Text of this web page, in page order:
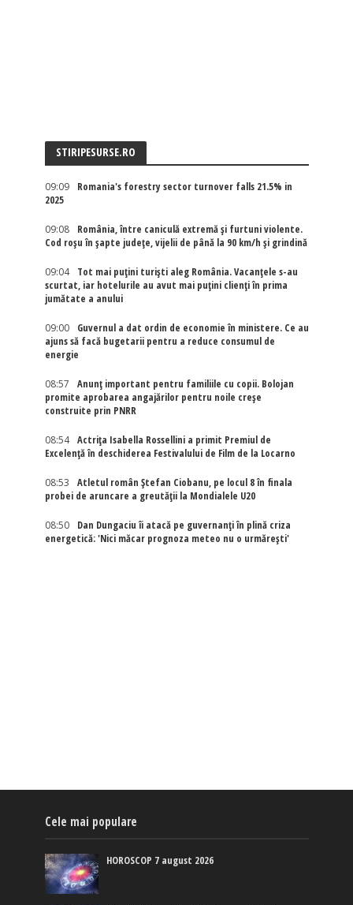
STIRIPESURSE.RO
09:09
Romania's forestry sector turnover falls 21.5% in
2025
09:08
România, între caniculă extremă și furtuni violente.
Cod roșu în șapte județe, vijelii de până la 90 km/h și grindină
09:04
Tot mai puțini turiști aleg România. Vacanțele s-au
scurtat, iar hotelurile au avut mai puțini clienți în prima
jumătate a anului
09:00
Guvernul a dat ordin de economie în ministere. Ce au
ajuns să facă bugetarii pentru a reduce consumul de
energie
08:57
Anunț important pentru familiile cu copii. Bolojan
promite aprobarea angajărilor pentru noile creșe
construite prin PNRR
08:54
Actriţa Isabella Rossellini a primit Premiul de
Excelenţă în deschiderea Festivalului de Film de la Locarno
08:53
Atletul român Ștefan Ciobanu, pe locul 8 în finala
probei de aruncare a greutății la Mondialele U20
08:50
Dan Dungaciu îi atacă pe guvernanți în plină criza
energetică: 'Nici măcar prognoza meteo nu o urmărești'
Cele mai populare
HOROSCOP 7 august 2026